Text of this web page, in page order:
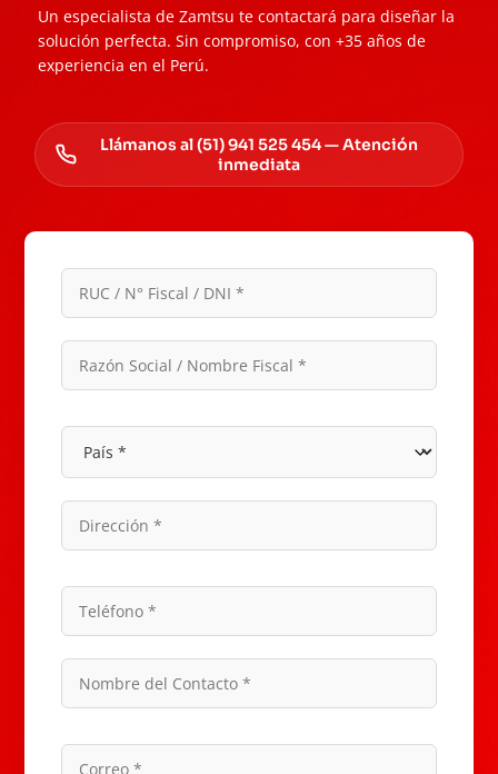
Un especialista de Zamtsu te contactará para diseñar la
solución perfecta. Sin compromiso, con +35 años de
experiencia en el Perú.
Llámanos al (51) 941 525 454 — Atención
inmediata